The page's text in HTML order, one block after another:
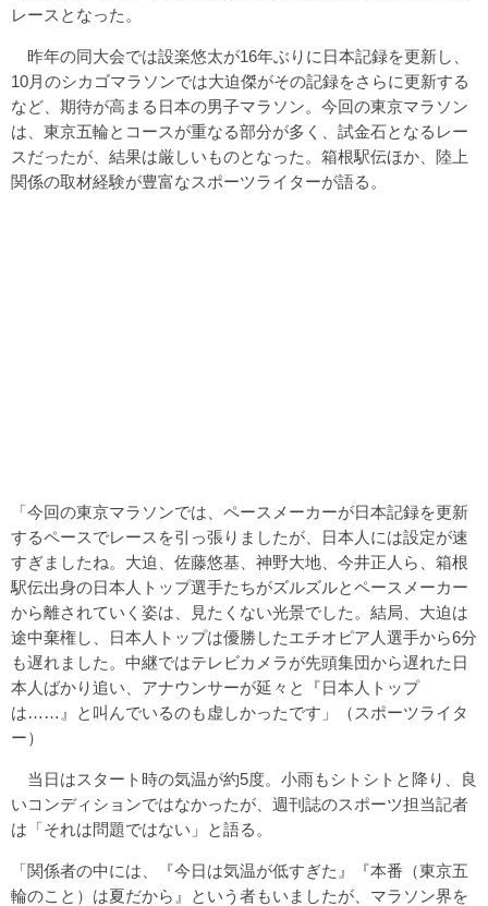
レースとなった。
昨年の同大会では設楽悠太が16年ぶりに日本記録を更新し、
10月のシカゴマラソンでは大迫傑がその記録をさらに更新する
など、期待が高まる日本の男子マラソン。今回の東京マラソン
は、東京五輪とコースが重なる部分が多く、試金石となるレー
スだったが、結果は厳しいものとなった。箱根駅伝ほか、陸上
関係の取材経験が豊富なスポーツライターが語る。
「今回の東京マラソンでは、ペースメーカーが日本記録を更新
するペースでレースを引っ張りましたが、日本人には設定が速
すぎましたね。大迫、佐藤悠基、神野大地、今井正人ら、箱根
駅伝出身の日本人トップ選手たちがズルズルとペースメーカー
から離されていく姿は、見たくない光景でした。結局、大迫は
途中棄権し、日本人トップは優勝したエチオピア人選手から6分
も遅れました。中継ではテレビカメラが先頭集団から遅れた日
本人ばかり追い、アナウンサーが延々と『日本人トップ
は……』と叫んでいるのも虚しかったです」（スポーツライタ
ー）
当日はスタート時の気温が約5度。小雨もシトシトと降り、良
いコンディションではなかったが、週刊誌のスポーツ担当記者
は「それは問題ではない」と語る。
「関係者の中には、『今日は気温が低すぎた』『本番（東京五
輪のこと）は夏だから』という者もいましたが、マラソン界を